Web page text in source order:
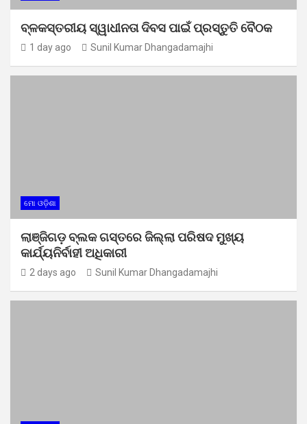
ବ୍ଳକସ୍ତରୀୟ ସ୍ୱାଧୀନତା ଦିବସ ପାଇଁ ପ୍ରସ୍ତୁତି ବୈଠକ
1 day ago Sunil Kumar Dhangadamajhi
ମୋ ଓଡ଼ିଶା
ଲାଞ୍ଜିଗଡ଼ ବ୍ଲକ ଗସ୍ତରେ ଜିଲ୍ଲା ପରିଷଦ ମୁଖ୍ୟ
କାର୍ଯ୍ୟନିର୍ବାହୀ ଅଧିକାରୀ
2 days ago Sunil Kumar Dhangadamajhi